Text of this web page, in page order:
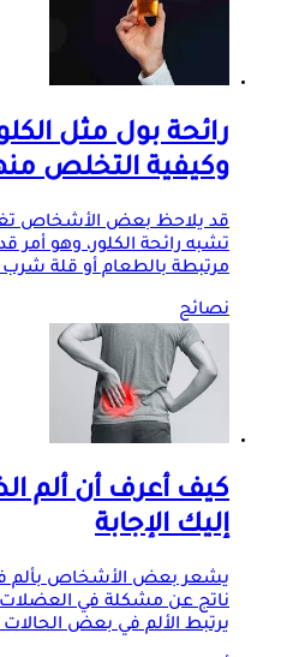
رائحة بول مثل
وكيفية التخلص
قد يلاحظ بعض الأشخاص
تشبه رائحة الكلور، وهو
مرتبطة بالطعام أو قلة شرب
نصائح
كيف أعرف أن ألم
إليك الإجابة
يشعر بعض الأشخاص بألم
ناتج عن مشكلة في العضلات
يرتبط الألم في بعض